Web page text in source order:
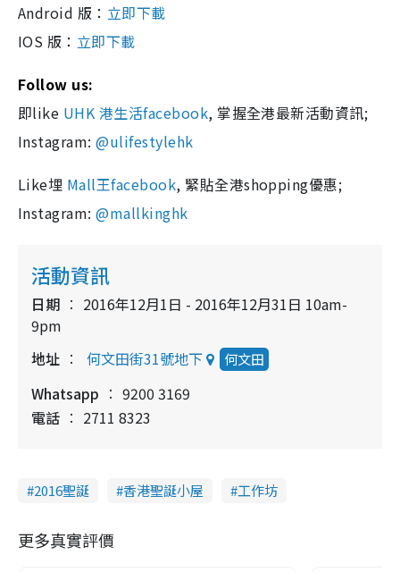
Android 版： 立即下載
IOS 版： 立即下載
Follow us:
即like UHK 港生活facebook, 掌握全港最新活動資訊;
Instagram:@ulifestylehk
Like埋 Mall王facebook, 緊貼全港shopping優惠;
Instagram:@mallkinghk
活動資訊
日期
2016年12月1日 - 2016年12月31日 10am-
9pm
地址
何文田街31號地下 何文田
Whatsapp
9200 3169
電話
2711 8323
2016聖誕 香港聖誕小屋 工作坊
更多真實評價